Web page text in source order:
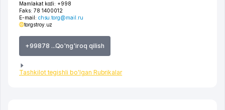
Mamlakat kodi: +998
Faks: 78 1400012
E-mail: chsu.torg@mail.ru
torgstroy.uz
+99878 ...Qo'ng'iroq qilish
Tashkilot tegishli bo'lgan Rubrikalar